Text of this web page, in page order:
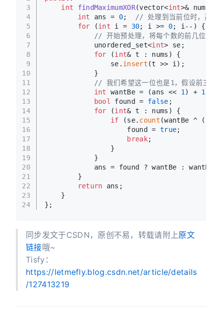
3
4
5
6
7
8
9
10
11
12
13
14
15
16
17
18
19
20
21
22
23
24
int
findMaximumXOR(vector<int>& nums)
int ans = 0;
// 处理到当前位时，高位
for (int i = 30; i >= 0; i--) {
// 开始预处理，将每个数的前几位放入
            unordered_set<
int> se;
for (int& t : nums) {
                se.
insert (t >> i);
            }
// 我们希望这一位也是1，假设前三
int
wantBe = (ans << 1 ) + 1
bool
found = false ;
for (int& t : nums) {
if (se. count (wantBe ^ (t
                    found =
true;
break;
                }
            }
ans = found ? wantBe : wantBe
        }
return ans;
    }
};
同步发文于CSDN，原创不易，转载请附上原文
链接哦~
Tisfy：
https://letmefly.blog.csdn.net/article/details
/127413219